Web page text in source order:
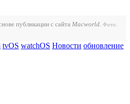
публикации с сайта Macworld. Фото:
tvOS watchOS Новости обновление